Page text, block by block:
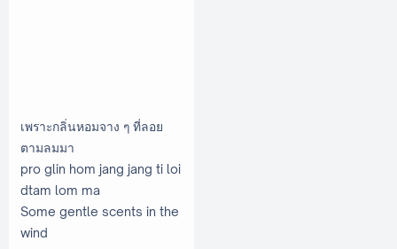
เพราะกลิ่นหอมจาง ๆ ที่ลอย
ตามลมมา
pro glin hom jang jang ti loi
dtam lom ma
Some gentle scents in the
wind